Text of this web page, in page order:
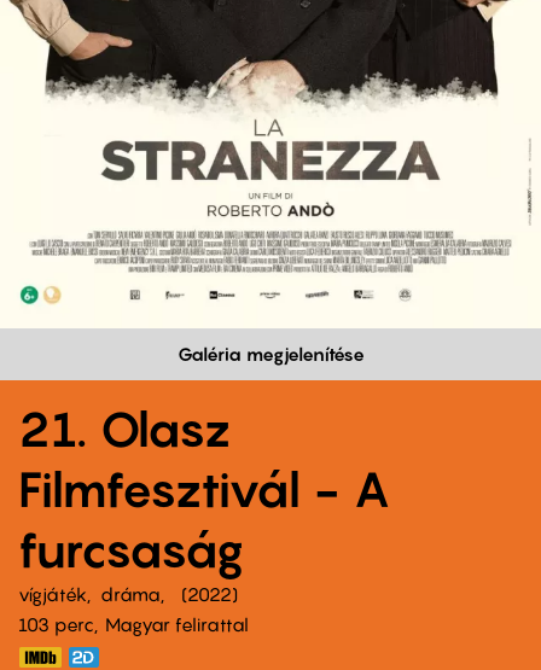
Galéria megjelenítése
21. Olasz
Filmfesztivál - A
furcsaság
vígjáték dráma
2022
103 perc,
Magyar felirattal